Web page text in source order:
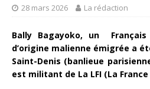
28 mars 2026 La rédaction
Bally Bagayoko, un
d’origine malienne émigrée a
Saint-Denis (banlieue
est militant de La LFI (La